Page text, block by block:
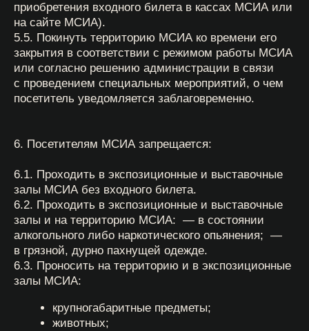
МСИА, а также на технические перерывы
и санитарную обработку.
8.4. Свободно использовать фото-
и видеоматериалы, сделанные на территории МСИА
и силами МСИА, включая фотографии
и видеозаписи с участием посетителей без
необходимости запрашивать согласие
на использование биометрических персональных
данных посетителей. Под использованием
понимается: воспроизведение, распространение,
использования, не допускающие унижения
8.5. Разрешать или запрещать профессиональную
фото- и видеосъемку на территории МСИА.
8.6. МСИА оставляет за собой право вести
видеонаблюдение в помещениях с целью
обеспечения сохранности имущества
и безопасности посетителей.
8.7. В случае нарушения посетителями МСИА
настоящих Правил удалять нарушителей из МСИА
без возвращения стоимости входных билетов
и иных оплаченных услуг.
9.1. Билет в фотокабину приобретается в порядке,